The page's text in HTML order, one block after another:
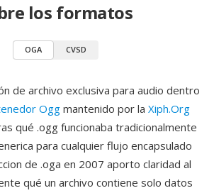
los formatos
OGA CVSD
de archivo exclusiva para audio dentro
Ogg mantenido por la Xiph.Org
qué .ogg funcionaba tradicionalmente
para cualquier flujo encapsulado
de .oga en 2007 aporto claridad al
qué un archivo contiene solo datos